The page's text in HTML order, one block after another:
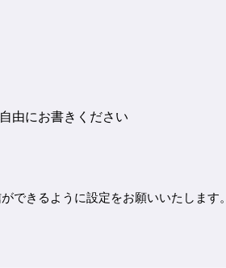
由にお書きください
できるように設定をお願いいたします。